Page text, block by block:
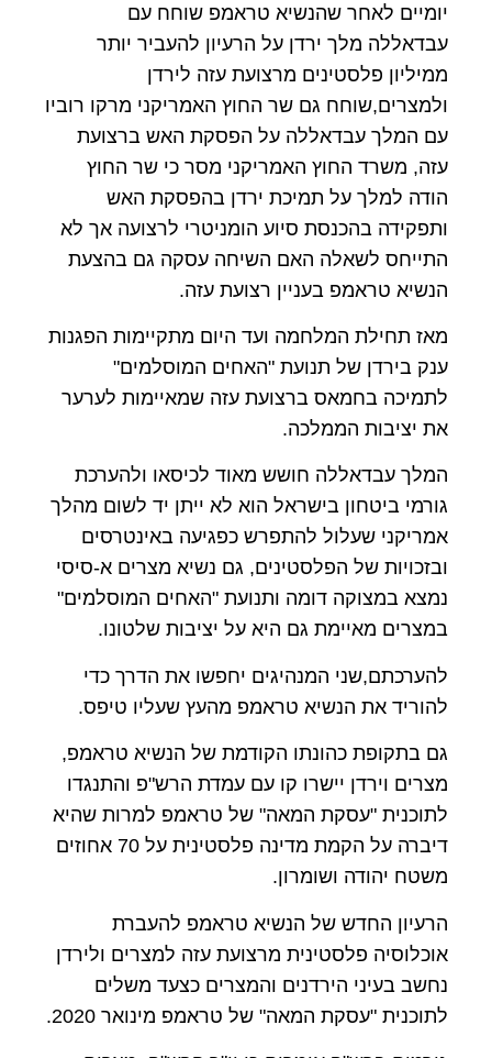
יומיים לאחר שהנשיא טראמפ שוחח עם
עבדאללה מלך ירדן על הרעיון להעביר יותר
ממיליון פלסטינים מרצועת עזה לירדן
ולמצרים,שוחח גם שר החוץ האמריקני מרקו רוביו
עם המלך עבדאללה על הפסקת האש ברצועת
עזה, משרד החוץ האמריקני מסר כי שר החוץ
הודה למלך על תמיכת ירדן בהפסקת האש
ותפקידה בהכנסת סיוע הומניטרי לרצועה אך לא
התייחס לשאלה האם השיחה עסקה גם בהצעת
הנשיא טראמפ בעניין רצועת עזה.
מאז תחילת המלחמה ועד היום מתקיימות הפגנות
ענק בירדן של תנועת "האחים המוסלמים"
לתמיכה בחמאס ברצועת עזה שמאיימות לערער
את יציבות הממלכה.
המלך עבדאללה חושש מאוד לכיסאו ולהערכת
גורמי ביטחון בישראל הוא לא ייתן יד לשום מהלך
אמריקני שעלול להתפרש כפגיעה באינטרסים
ובזכויות של הפלסטינים, גם נשיא מצרים א-סיסי
נמצא במצוקה דומה ותנועת "האחים המוסלמים"
במצרים מאיימת גם היא על יציבות שלטונו.
להערכתם,שני המנהיגים יחפשו את הדרך כדי
להוריד את הנשיא טראמפ מהעץ שעליו טיפס.
גם בתקופת כהונתו הקודמת של הנשיא טראמפ,
מצרים וירדן יישרו קו עם עמדת הרש"פ והתנגדו
לתוכנית "עסקת המאה" של טראמפ למרות שהיא
דיברה על הקמת מדינה פלסטינית על 70 אחוזים
משטח יהודה ושומרון.
הרעיון החדש של הנשיא טראמפ להעברת
אוכלוסיה פלסטינית מרצועת עזה למצרים ולירדן
נחשב בעיני הירדנים והמצרים כצעד משלים
לתוכנית "עסקת המאה" של טראמפ מינואר 2020.